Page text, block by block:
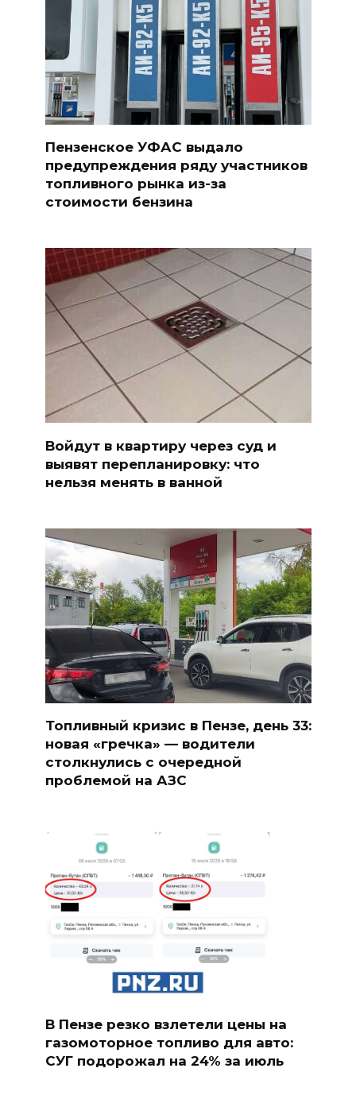
Пензенское УФАС выдало
предупреждения ряду участников
топливного рынка из-за
стоимости бензина
Войдут в квартиру через суд и
выявят перепланировку: что
нельзя менять в ванной
Топливный кризис в Пензе, день 33:
новая «гречка» — водители
столкнулись с очередной
проблемой на АЗС
В Пензе резко взлетели цены на
газомоторное топливо для авто:
СУГ подорожал на 24% за июль